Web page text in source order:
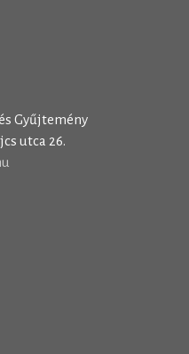
Gyűjtemény
utca 26.